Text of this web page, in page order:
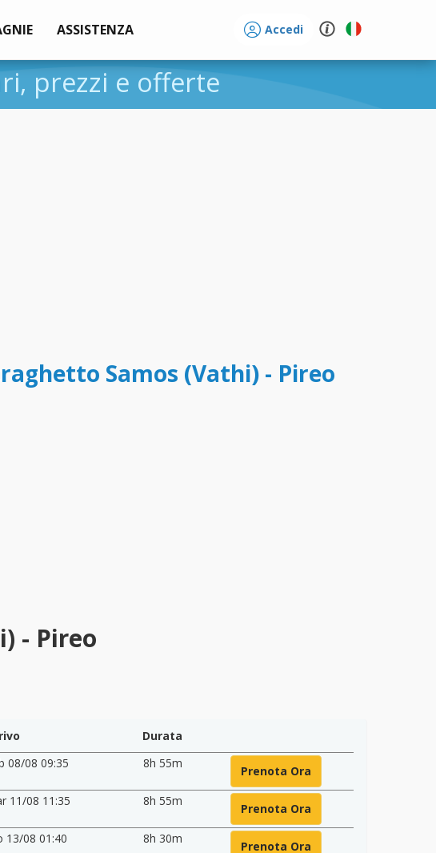
ASSISTENZA Accedi
prezzi e offerte
Samos (Vathi) - Pireo
- Pireo
Durata
08/08 09:35 8h 55m
Prenota Ora
11/08 11:35 8h 55m
Prenota Ora
13/08 01:40 8h 30m
Prenota Ora